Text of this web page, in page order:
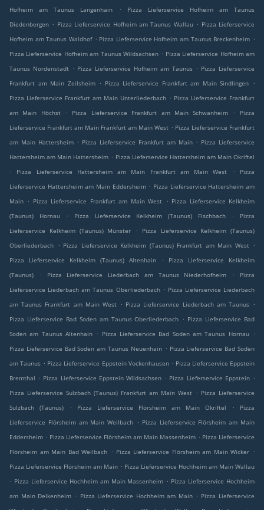
Hofheim am Taunus Langenhain
.
Pizza Lieferservice Hofheim am Taunus
Diedenbergen . Pizza Lieferservice Hofheim am Taunus Wallau . Pizza Lieferservice
Hofheim am Taunus Waldhof . Pizza Lieferservice Hofheim am Taunus Breckenheim .
Pizza Lieferservice Hofheim am Taunus Wildsachsen . Pizza Lieferservice Hofheim am
Taunus Nordenstadt . Pizza Lieferservice Hofheim am Taunus . Pizza Lieferservice
Frankfurt am Main Zeilsheim . Pizza Lieferservice Frankfurt am Main Sindlingen
.
Pizza Lieferservice Frankfurt am Main Unterliederbach . Pizza Lieferservice Frankfurt
am Main Höchst
. Pizza Lieferservice Frankfurt am Main Schwanheim .
Pizza
Lieferservice Frankfurt am Main Frankfurt am Main West . Pizza Lieferservice Frankfurt
am Main Hattersheim . Pizza Lieferservice Frankfurt am Main . Pizza Lieferservice
Hattersheim am Main Hattersheim . Pizza Lieferservice Hattersheim am Main Okriftel
.
Pizza Lieferservice Hattersheim am Main Frankfurt am Main West .
Pizza
Lieferservice Hattersheim am Main Eddersheim . Pizza Lieferservice Hattersheim am
Main . Pizza Lieferservice Frankfurt am Main West . Pizza Lieferservice Kelkheim
(Taunus) Hornau
. Pizza Lieferservice Kelkheim (Taunus) Fischbach .
Pizza
Lieferservice Kelkheim (Taunus) Münster
.
Pizza Lieferservice Kelkheim (Taunus)
Oberliederbach
. Pizza Lieferservice Kelkheim (Taunus) Frankfurt am Main West
.
Pizza Lieferservice Kelkheim (Taunus) Altenhain
.
Pizza Lieferservice Kelkheim
(Taunus)
. Pizza Lieferservice Liederbach am Taunus Niederhofheim .
Pizza
Lieferservice Liederbach am Taunus Oberliederbach . Pizza Lieferservice Liederbach
am Taunus Frankfurt am Main West . Pizza Lieferservice Liederbach am Taunus .
Pizza Lieferservice Bad Soden am Taunus Oberliederbach . Pizza Lieferservice Bad
Soden am Taunus Altenhain . Pizza Lieferservice Bad Soden am Taunus Hornau .
Pizza Lieferservice Bad Soden am Taunus Neuenhain . Pizza Lieferservice Bad Soden
am Taunus . Pizza Lieferservice Eppstein Vockenhausen . Pizza Lieferservice Eppstein
Bremthal . Pizza Lieferservice Eppstein Wildsachsen . Pizza Lieferservice Eppstein .
Pizza Lieferservice Sulzbach (Taunus) Frankfurt am Main West . Pizza Lieferservice
Sulzbach (Taunus)
. Pizza Lieferservice Flörsheim am Main Okriftel .
Pizza
Lieferservice Flörsheim am Main Weilbach . Pizza Lieferservice Flörsheim am Main
Eddersheim . Pizza Lieferservice Flörsheim am Main Massenheim . Pizza Lieferservice
Flörsheim am Main Bad Weilbach . Pizza Lieferservice Flörsheim am Main Wicker .
Pizza Lieferservice Flörsheim am Main . Pizza Lieferservice Hochheim am Main Wallau
. Pizza Lieferservice Hochheim am Main Massenheim . Pizza Lieferservice Hochheim
am Main Delkenheim . Pizza Lieferservice Hochheim am Main . Pizza Lieferservice